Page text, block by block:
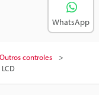
Outros controles
WhatsApp